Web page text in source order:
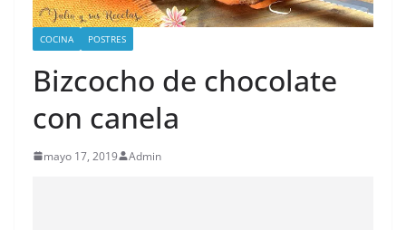
COCINA POSTRES
Bizcocho de chocolate
con canela
mayo 17, 2019 Admin